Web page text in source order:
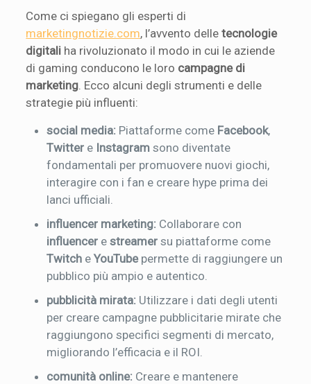
Come ci spiegano gli esperti di
marketingnotizie.com, l’avvento delletecnologie
digitali ha rivoluzionato il modo in cui le aziende
di gaming conducono le loro campagne di
marketing. Ecco alcuni degli strumenti e delle
strategie più influenti:
social media: Piattaforme come Facebook,
Twitter e Instagram sono diventate
fondamentali per promuovere nuovi giochi,
interagire con i fan e creare hype prima dei
lanci ufficiali.
influencer marketing: Collaborare con
influencer estreamer su piattaforme come
Twitch eYouTubepermette di raggiungere un
pubblico più ampio e autentico.
pubblicità mirata: Utilizzare i dati degli utenti
per creare campagne pubblicitarie mirate che
raggiungono specifici segmenti di mercato,
migliorando l’efficacia e il ROI.
comunità online: Creare e mantenere